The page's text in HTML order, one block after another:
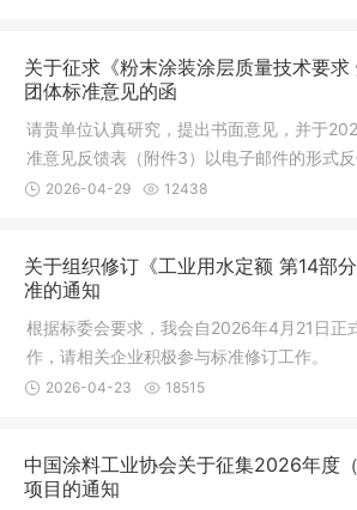
关于征求《粉末涂装涂层质量技术要求
团体标准意见的函
请贵单位认真研究，提出书面意见，并于
准意见反馈表（附件3）以电子邮件的形式反
2026-04-29 12438
关于组织修订《工业用水定额 第14部
准的通知
根据标委会要求，我会自2026年4月21日正
作，请相关企业积极参与标准修订工作。
2026-04-23 18515
中国涂料工业协会关于征集2026年度
项目的通知